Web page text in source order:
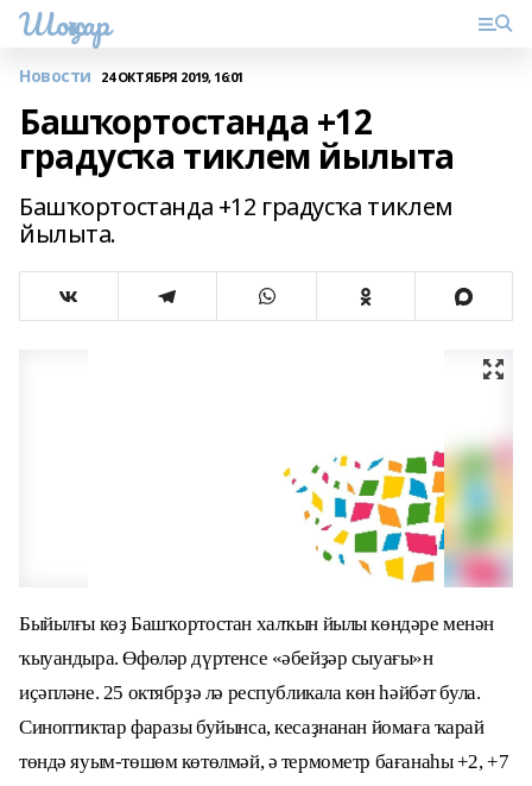
Шоңҡар
Новости 24 ОКТЯБРЯ 2019, 16:01
Башҡортостанда +12
градусҡа тиклем йылыта
Башҡортостанда +12 градусҡа тиклем
йылыта.
Быйылғы көҙ Башҡортостан халҡын йылы көндәре менән
ҡыуандыра. Өфөләр дүртенсе «әбейҙәр сыуағы»н
иҫәпләне. 25 октябрҙә лә республикала көн һәйбәт була.
Синоптиктар фаразы буйынса, кесаҙнанан йомаға ҡарай
төндә яуым-төшөм көтөлмәй, ә термометр бағанаһы +2, +7